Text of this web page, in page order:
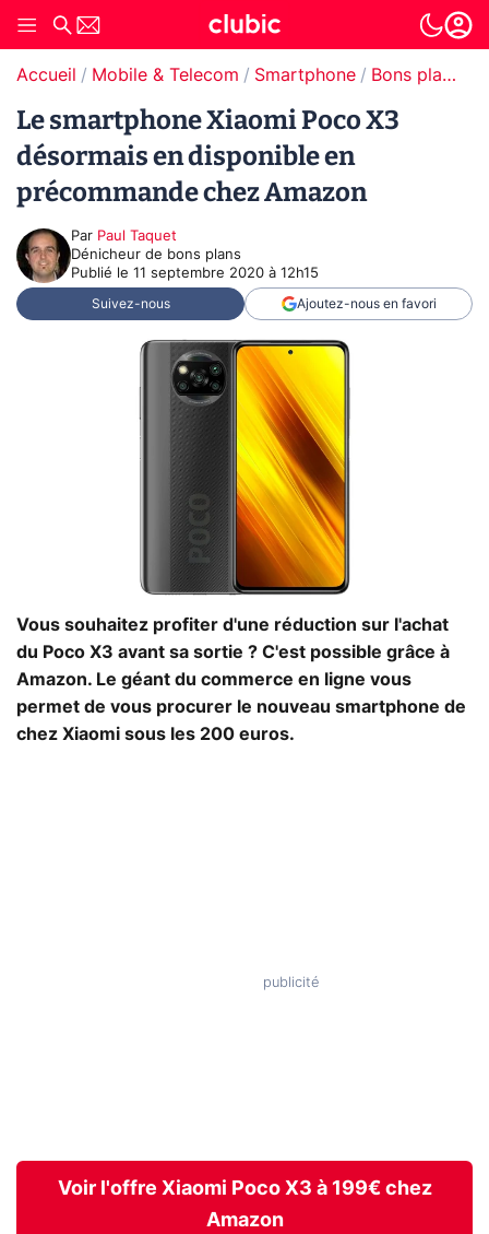
Accueil Mobile & Telecom Smartphone Bons plans Smartphones
Le smartphone Xiaomi Poco X3
désormais en disponible en
précommande chez Amazon
Par Paul Taquet
Dénicheur de bons plans
Publié le 11 septembre 2020 à 12h15
Suivez-nous Ajoutez-nous en favori
Vous souhaitez profiter d'une réduction sur l'achat
du Poco X3 avant sa sortie ? C'est possible grâce à
Amazon. Le géant du commerce en ligne vous
permet de vous procurer le nouveau smartphone de
chez Xiaomi sous les 200 euros.
Voir l'offre Xiaomi Poco X3 à 199€ chez
Amazon